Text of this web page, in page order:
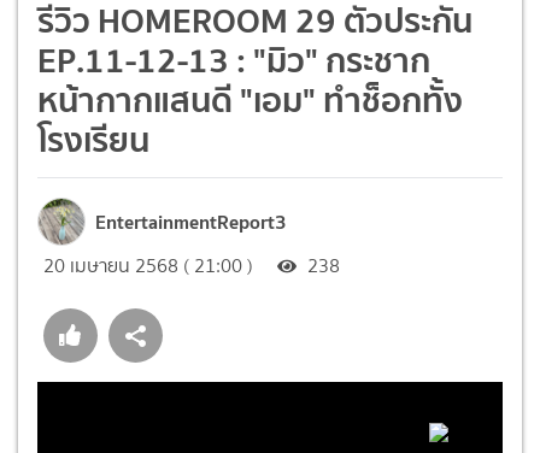
รีวิว HOMEROOM 29 ตัวประกัน
EP.11-12-13 : "มิว" กระชาก
หน้ากากแสนดี "เอม" ทำช็อกทั้ง
โรงเรียน
EntertainmentReport3
20 เมษายน 2568 ( 21:00 ) 238